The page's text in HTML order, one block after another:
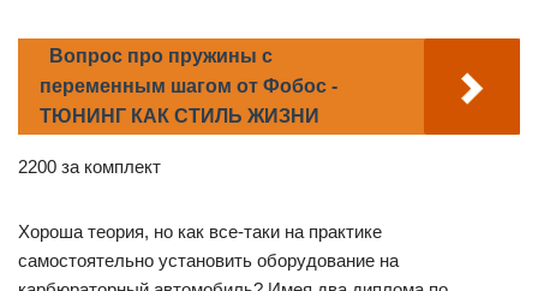
Вопрос про пружины с
переменным шагом от Фобос -
ТЮНИНГ КАК СТИЛЬ ЖИЗНИ
2200 за комплект
Хороша теория, но как все-таки на практике
самостоятельно установить оборудование на